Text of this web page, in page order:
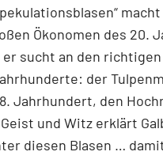
Ökonomen des 20.
sucht an den
der
Jahrhundert, den
und Witz erklärt
diesen Blasen …